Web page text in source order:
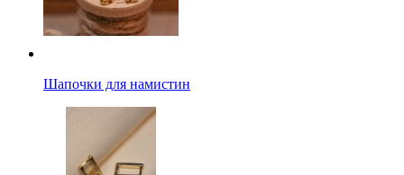
Шапочки для намистин